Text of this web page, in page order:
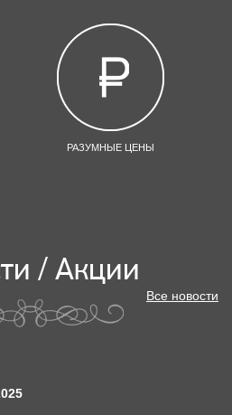
РАЗУМНЫЕ ЦЕНЫ
/ Акции
Все новости